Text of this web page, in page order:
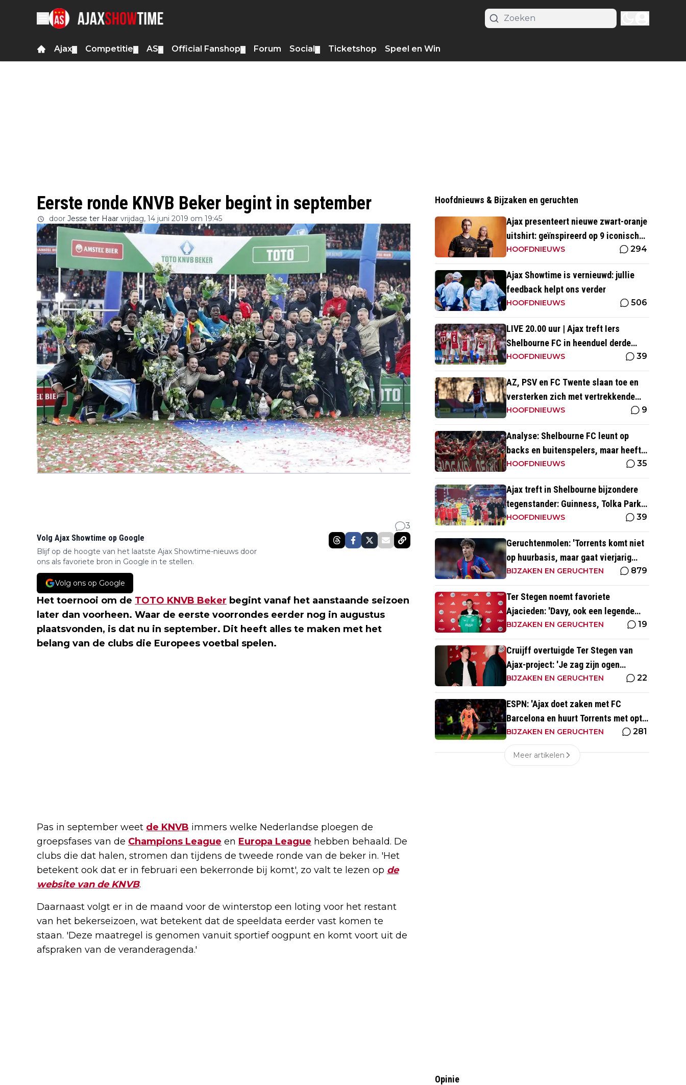
Ajax Competitie AS Official Fanshop Forum Social Ticketshop Speel en Win
Eerste ronde KNVB Beker begint in september
door Jesse ter Haar vrijdag, 14 juni 2019 om 19:45
3
Volg Ajax Showtime op Google
Blijf op de hoogte van het laatste Ajax Showtime-nieuws door
ons als favoriete bron in Google in te stellen.
Volg ons op Google
Het toernooi om de TOTO KNVB Beker begint vanaf het aanstaande seizoen
later dan voorheen. Waar de eerste voorrondes eerder nog in augustus
plaatsvonden, is dat nu in september. Dit heeft alles te maken met het
belang van de clubs die Europees voetbal spelen.
Pas in september weet de KNVB immers welke Nederlandse ploegen de
groepsfases van de Champions League en Europa League hebben behaald. De
clubs die dat halen, stromen dan tijdens de tweede ronde van de beker in. 'Het
betekent ook dat er in februari een bekerronde bij komt', zo valt te lezen op de
website van de KNVB.
Daarnaast volgt er in de maand voor de winterstop een loting voor het restant
van het bekerseizoen, wat betekent dat de speeldata eerder vast komen te
staan. 'Deze maatregel is genomen vanuit sportief oogpunt en komt voort uit de
afspraken van de veranderagenda.'
Hoofdnieuws & Bijzaken en geruchten
Ajax presenteert nieuwe zwart-oranje
uitshirt: geïnspireerd op 9 iconische
momenten uit clubhistorie
HOOFDNIEUWS 294
Ajax Showtime is vernieuwd: jullie
feedback helpt ons verder
HOOFDNIEUWS 506
LIVE 20.00 uur | Ajax treft Iers
Shelbourne FC in heenduel derde
voorronde Conference League
HOOFDNIEUWS 39
AZ, PSV en FC Twente slaan toe en
versterken zich met vertrekkende
Ajax-talenten
HOOFDNIEUWS 9
Analyse: Shelbourne FC leunt op
backs en buitenspelers, maar heeft
restverdediging totaal niet op orde
HOOFDNIEUWS 35
Ajax treft in Shelbourne bijzondere
tegenstander: Guinness, Tolka Park
en bijzonder lage marktwaarde
HOOFDNIEUWS 39
Geruchtenmolen: 'Torrents komt niet
op huurbasis, maar gaat vierjarig
contract tekenen bij Ajax'
BIJZAKEN EN GERUCHTEN 879
Ter Stegen noemt favoriete
Ajacieden: 'Davy, ook een legende
van de club'
BIJZAKEN EN GERUCHTEN 19
Cruijff overtuigde Ter Stegen van
Ajax-project: 'Je zag zijn ogen
gewoon oplichten'
BIJZAKEN EN GERUCHTEN 22
ESPN: 'Ajax doet zaken met FC
Barcelona en huurt Torrents met optie
tot koop'
BIJZAKEN EN GERUCHTEN 281
Meer artikelen
Opinie